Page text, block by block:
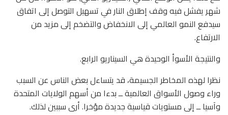
شهر يفشل فيه وقف إطلاق النار في تسهيل التوصل إلى اتفاق
سيدفع النمو العالمي إلى الانخفاض والتضخم إلى مزيد من
الارتفاع.
والنتيجة الأسوأ الوحيدة هي السيناريو الرابع.
نظرا لهذه المخاطر الجسيمة، قد يتساءل بعض الناس عن السبب
وراء وصول الأسواق العالمية ــ بدءا من أسهم الولايات المتحدة
وآسيا ــ إلى مستويات قياسية جديدة مؤخرا. أرى سببين لذلك.